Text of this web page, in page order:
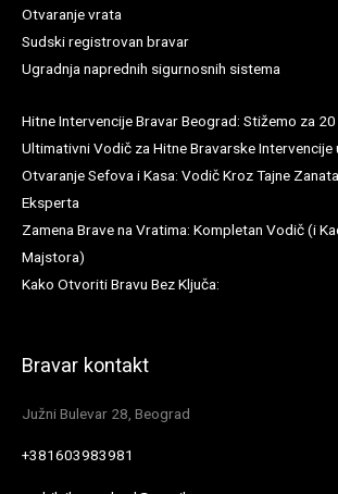
Otvaranje vrata
Sudski registrovan bravar
Ugradnja naprednih sigurnosnih sistema
Hitne Intervencije Bravar Beograd: Stižemo za
Ultimativni Vodič za Hitne Bravarske Intervencije
Otvaranje Sefova i Kasa: Vodič Kroz Tajne
Eksperta
Zamena Brave na Vratima: Kompletan Vodič (i
Majstora)
Kako Otvoriti Bravu Bez Ključa:
Bravar kontakt
Južni Bulevar 28, Beograd
+381603983981